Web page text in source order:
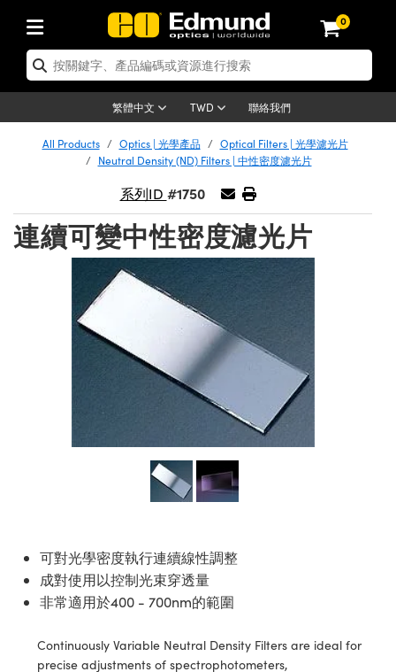
0
繁體中文 TWD 聯絡我們
| 光學產品
| 反射鏡
| 光學濾光片
Optics | 偏振光學元件
| 光學組装
Components | SCHOTT 光
| 光纖
| 雷射光學
Sputtering) Coated Optics |
Optics | 雷射光學
| 雷射透鏡
| 雷射濾光片
| 超快光學
Assemblies | 雷射光學元件組
| 雷射偏光片
| 雷射稜鏡
| 光機組件
System | 光學籠式系統
| 臺式系統
and Breadboards | 光學平臺
| 電動平臺
and Slides | 平臺和滑塊
| 顯微鏡
| Mitutoyo 物鏡
| Nikon 物鏡
| ZEISS 物鏡
Microscopes
Objectives
Objectives | 有限共軛物鏡
| 反射物鏡
Objectives
Systems| 體視顯微鏡系統
Filters | 顯微鏡濾光片
Lenses | 變焦鏡頭模組
| 雷射
and Electronics | 雷射
| 雷射用光機模組
Lenses | 成像鏡頭
Lenses | 定焦鏡頭
| 遠心鏡頭
Magnification Lenses
Objectives | 顯微鏡物鏡
Lenses for Harsh Environments
| 影視製作和高級攝影
Accessories | 成像鏡頭配件
| 相機
Cameras | Gigabit乙太網相
Cameras | Teledyne Dalsa
Microscopy Cameras
Cameras | Allied Vision 相機
Cameras | IDS 相機
Labs Cameras™ | Lucid Vision
and Illumination | 照明
Lighting | 機器視覺光源
Lighting |顯微鏡照明
| 雷射光源
Sources | 其他光源
| 光源配件
Targets | 測試板
Targets | 解析度測試板
Targets | 畸變測試版
Level Test Targets | 色卡測試板
| USAF 測試版
and Detection | 測試與監測
| 光學度量
Solutions | 機器視覺方案
and Electronics | 雷射
品
and Roughness Standards | 表
and Detection
and Production | 實驗室和生產
| 清潔用品
Handling Tools | 零件夾持用品
| 光學膠
Products | Acktar 黑色吸
| 暗室器材
Accessories | UV固化設備
Production
應用選購
| 光譜儀
Imaging
By Brand
Development Systems
Products | 新品專區
Lenses
Production
| 清倉品
| 清倉光學產品
| 清倉顯微鏡
Lenses | 清倉成像鏡頭
| 清倉相機
and Detection
and Production | 清倉實驗室
Products | 重新認證產
| 重新認證光學產品
| 重新認證光機
| 重新認證雷射
| 重新認證顯微鏡
Lenses | 重新認證成像鏡
| 重新認證相機
All Products Optics | 光學產品
Optical Filters | 光學濾光片
Neutral Density (ND) Filters | 中性密度濾光片
系列ID #1750
連續可變中性密度濾光片
可對光學密度執行連續線性調整
成對使用以控制光束穿透量
非常適用於400 - 700nm的範圍
Continuously Variable Neutral Density Filters are ideal for
precise adjustments of spectrophotometers,